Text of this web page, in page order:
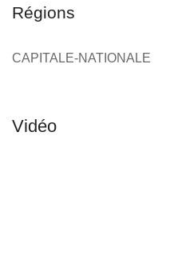
Régions
CAPITALE-NATIONALE